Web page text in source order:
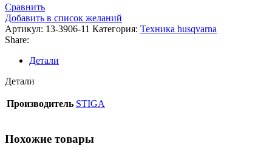
Сравнить
Добавить в список желаний
Артикул: 13-3906-11 Категория: Техника husqvarna
Share:
Детали
Детали
Производитель STIGA
Похожие товары